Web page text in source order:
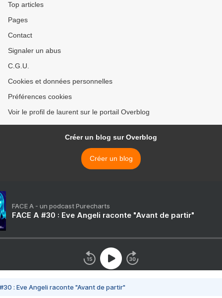
Top articles
Pages
Contact
Signaler un abus
C.G.U.
Cookies et données personnelles
Préférences cookies
Voir le profil de laurent sur le portail Overblog
Créer un blog sur Overblog
Créer un blog
FACE A - un podcast Purecharts
FACE A #30 : Eve Angeli raconte "Avant de partir"
#30 : Eve Angeli raconte "Avant de partir"